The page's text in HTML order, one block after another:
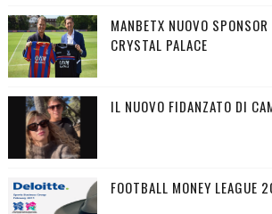
MANBETX NUOVO
CRYSTAL PALACE
IL NUOVO FIDANZATO DI
FOOTBALL MONEY LEAGUE